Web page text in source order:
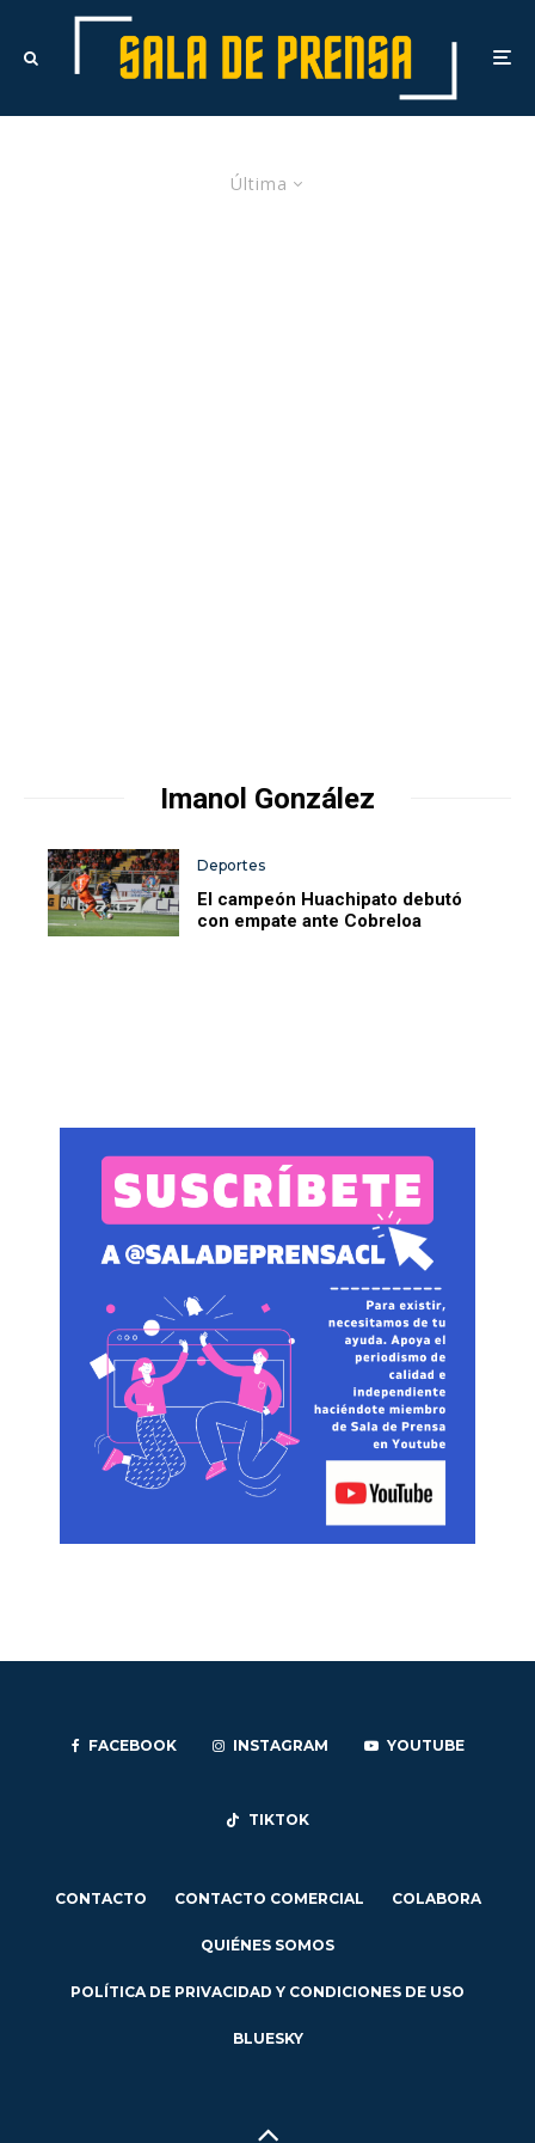
Última
Imanol González
Deportes
El campeón Huachipato debutó
con empate ante Cobreloa
FACEBOOK INSTAGRAM YOUTUBE
TIKTOK
CONTACTO CONTACTO COMERCIAL COLABORA
QUIÉNES SOMOS
POLÍTICA DE PRIVACIDAD Y CONDICIONES DE USO
BLUESKY